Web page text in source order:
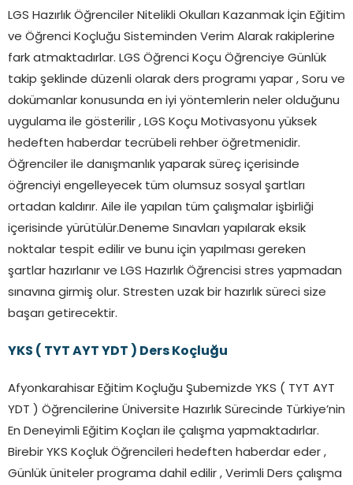
LGS Hazırlık Öğrenciler Nitelikli Okulları Kazanmak İçin Eğitim
ve Öğrenci Koçluğu Sisteminden Verim Alarak rakiplerine
fark atmaktadırlar. LGS Öğrenci Koçu Öğrenciye Günlük
takip şeklinde düzenli olarak ders programı yapar , Soru ve
dokümanlar konusunda en iyi yöntemlerin neler olduğunu
uygulama ile gösterilir , LGS Koçu Motivasyonu yüksek
hedeften haberdar tecrübeli rehber öğretmenidir.
Öğrenciler ile danışmanlık yaparak süreç içerisinde
öğrenciyi engelleyecek tüm olumsuz sosyal şartları
ortadan kaldırır. Aile ile yapılan tüm çalışmalar işbirliği
içerisinde yürütülür.Deneme Sınavları yapılarak eksik
noktalar tespit edilir ve bunu için yapılması gereken
şartlar hazırlanır ve LGS Hazırlık Öğrencisi stres yapmadan
sınavına girmiş olur. Stresten uzak bir hazırlık süreci size
başarı getirecektir.
YKS ( TYT AYT YDT ) Ders Koçluğu
Afyonkarahisar Eğitim Koçluğu Şubemizde YKS ( TYT AYT
YDT ) Öğrencilerine Üniversite Hazırlık Sürecinde Türkiye’nin
En Deneyimli Eğitim Koçları ile çalışma yapmaktadırlar.
Birebir YKS Koçluk Öğrencileri hedeften haberdar eder ,
Günlük üniteler programa dahil edilir , Verimli Ders çalışma